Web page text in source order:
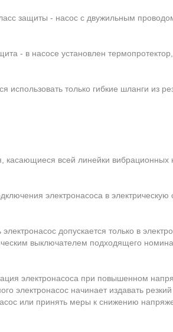
защиты - насос с двужильным
- в насосе установлен
только гибкие шланги из
касающиеся всей линейки
электронасоса в
электронасос допускается только в
выключателем подходящего
электронасоса при повышенном
электронасос начинает издавать
или принять меры к снижению